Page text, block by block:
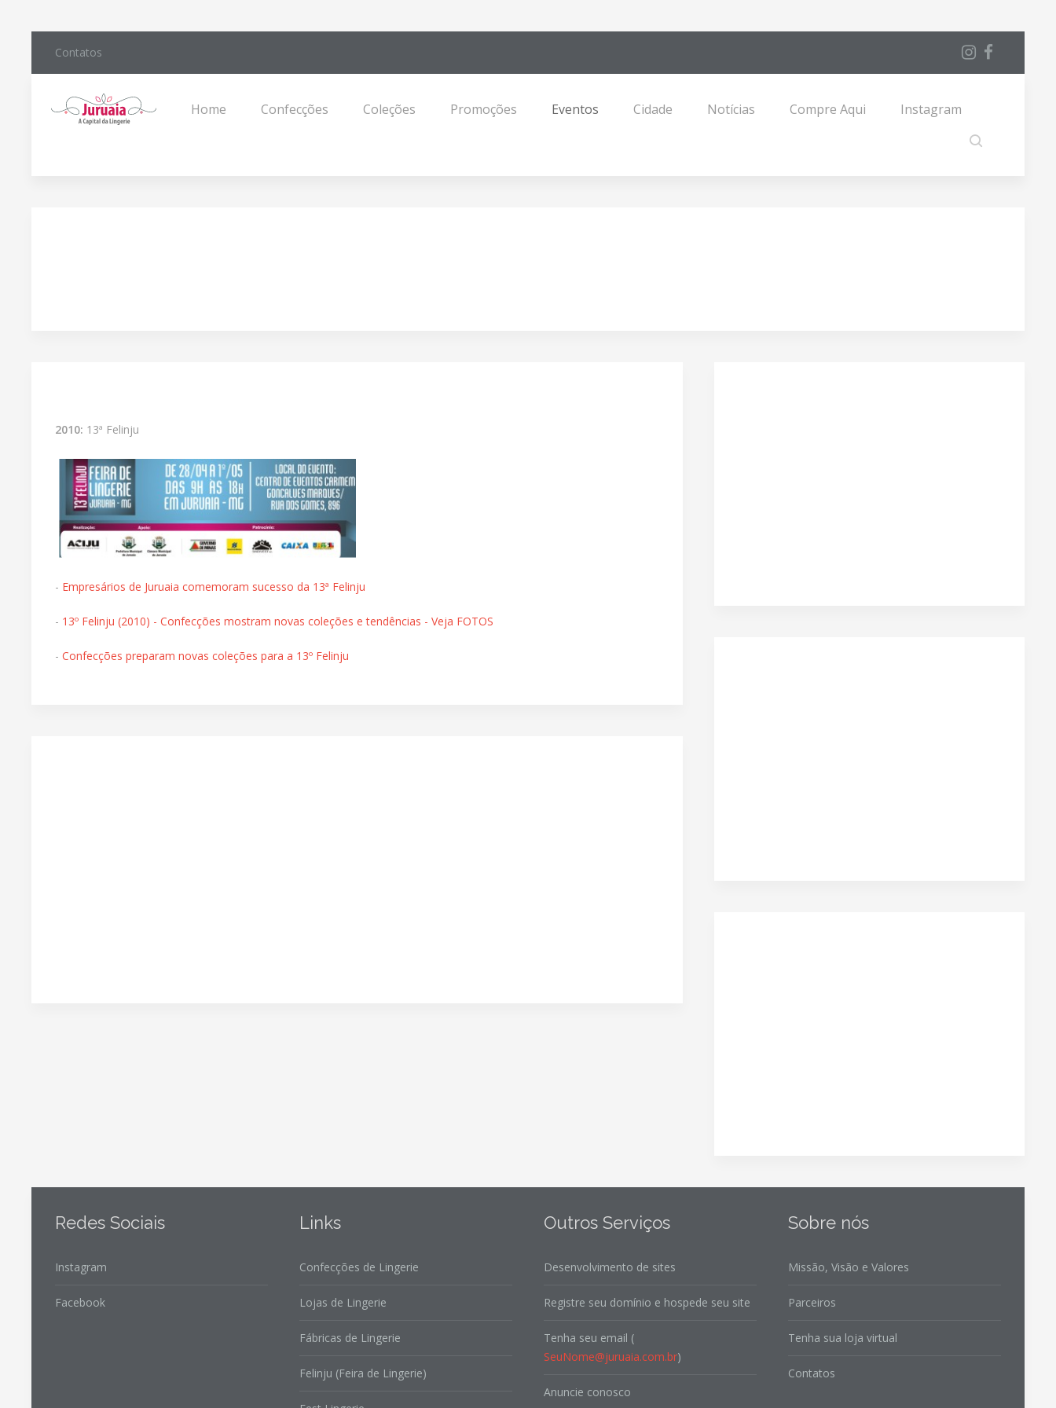
Contatos
Home Confecções Coleções Promoções Eventos Cidade Notícias Compre Aqui Instagram
2010: 13ª Felinju
- Empresários de Juruaia comemoram sucesso da 13ª Felinju
- 13º Felinju (2010) - Confecções mostram novas coleções e tendências - Veja FOTOS
- Confecções preparam novas coleções para a 13º Felinju
Redes Sociais
Instagram
Facebook
Links
Confecções de Lingerie
Lojas de Lingerie
Fábricas de Lingerie
Felinju (Feira de Lingerie)
Outros Serviços
Desenvolvimento de sites
Registre seu domínio e hospede seu site
Tenha seu email (
SeuNome@juruaia.com.br)
Anuncie conosco
Sobre nós
Missão, Visão e Valores
Parceiros
Tenha sua loja virtual
Contatos